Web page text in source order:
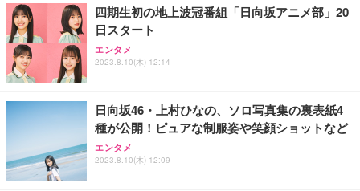
四期生初の地上波冠番組「日向坂アニメ部」20
日スタート
エンタメ
2023.8.10(木) 12:14
日向坂46・上村ひなの、ソロ写真集の裏表紙4
種が公開！ピュアな制服姿や笑顔ショットなど
エンタメ
2023.8.10(木) 12:09